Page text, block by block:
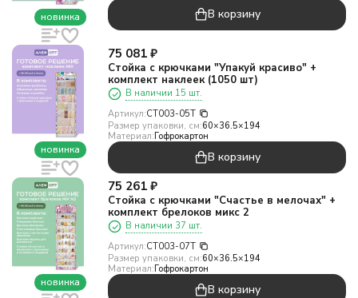
новинка В корзину
новинка
75 081 ₽
Стойка с крючками "Упакуй красиво" +
комплект наклеек (1050 шт)
В наличии 15 шт.
Артикул:CT003-05T
Размер упаковки, см:60×36.5×194
Материал:Гофрокартон
В корзину
новинка
75 261 ₽
Стойка с крючками "Счастье в мелочах" +
комплект брелоков микс 2
В наличии 37 шт.
Артикул:CT003-07T
Размер упаковки, см:60×36.5×194
Материал:Гофрокартон
В корзину